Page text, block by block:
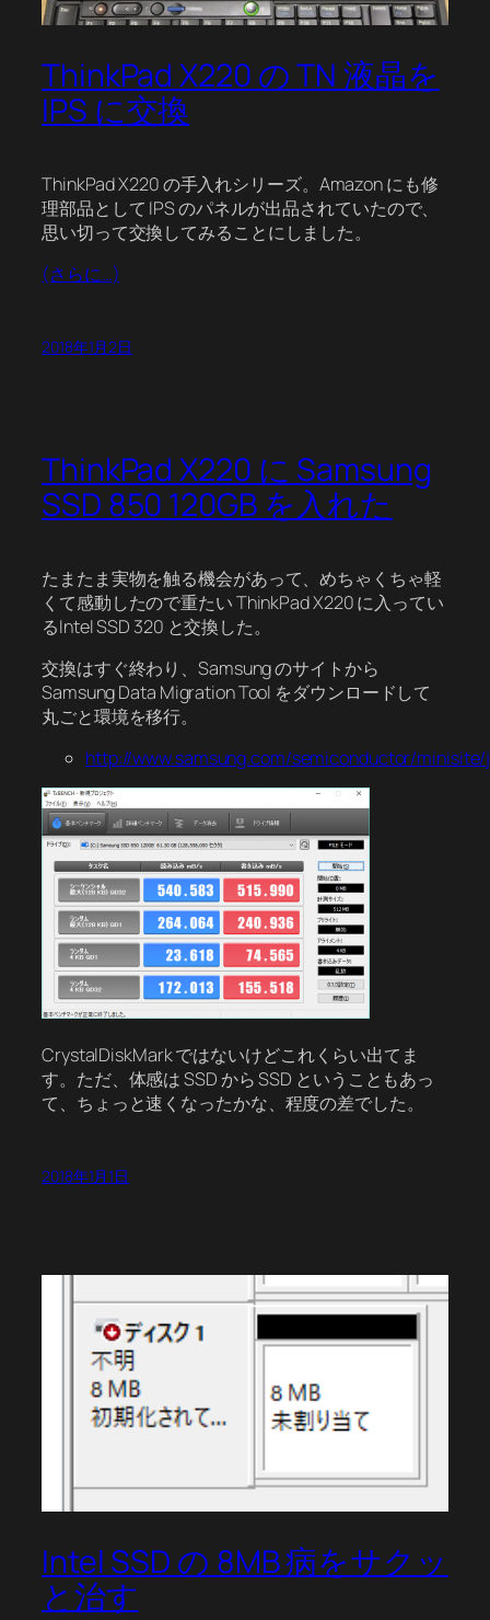
ThinkPad X220 の TN 液晶を
IPS に交換
ThinkPad X220 の手入れシリーズ。Amazon にも修
理部品として IPS のパネルが出品されていたので、
思い切って交換してみることにしました。
(さらに…)
2018年1月2日
ThinkPad X220 に Samsung
SSD 850 120GB を入れた
たまたま実物を触る機会があって、めちゃくちゃ軽
くて感動したので重たい ThinkPad X220 に入ってい
るIntel SSD 320 と交換した。
交換はすぐ終わり、Samsung のサイトから
Samsung Data Migration Tool をダウンロードして
丸ごと環境を移行。
http://www.samsung.com/semiconductor/
CrystalDiskMark ではないけどこれくらい出てま
す。ただ、体感は SSD から SSD ということもあっ
て、ちょっと速くなったかな、程度の差でした。
2018年1月1日
Intel SSD の 8MB 病をサクッ
と治す